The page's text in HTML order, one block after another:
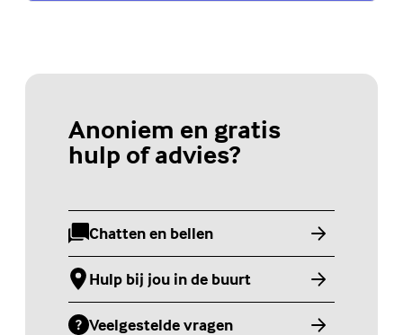
Anoniem en gratis
hulp of advies?
Chatten en bellen
(Externe link)
Hulp bij jou in de buurt
(Externe link)
Veelgestelde vragen